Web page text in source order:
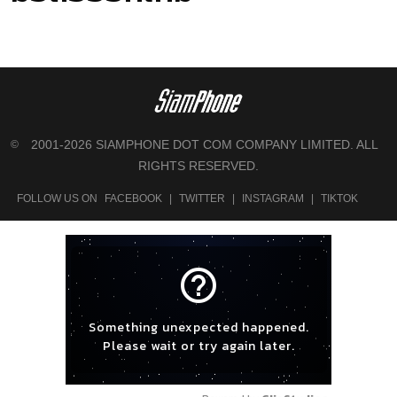
©
2001-2026 SIAMPHONE DOT COM COMPANY LIMITED. ALL
RIGHTS RESERVED.
FOLLOW US ON FACEBOOK TWITTER INSTAGRAM TIKTOK
help_outline
Something unexpected happened.
Please wait or try again later.